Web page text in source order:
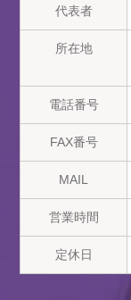
代表者
所在地
電話番号
FAX番号
MAIL
営業時間
定休日